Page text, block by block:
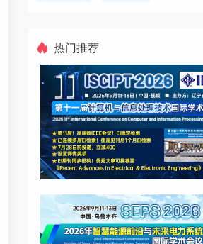
热门推荐